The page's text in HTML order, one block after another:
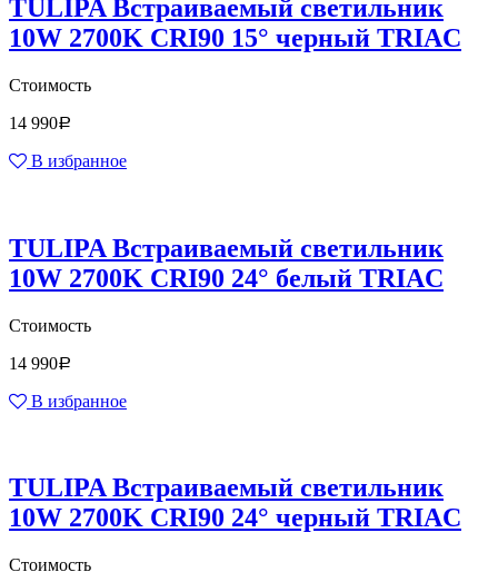
TULIPA Встраиваемый светильник
10W 2700K CRI90 15° черный TRIAC
Стоимость
14 990Р
В избранное
TULIPA Встраиваемый светильник
10W 2700K CRI90 24° белый TRIAC
Стоимость
14 990Р
В избранное
TULIPA Встраиваемый светильник
10W 2700K CRI90 24° черный TRIAC
Стоимость